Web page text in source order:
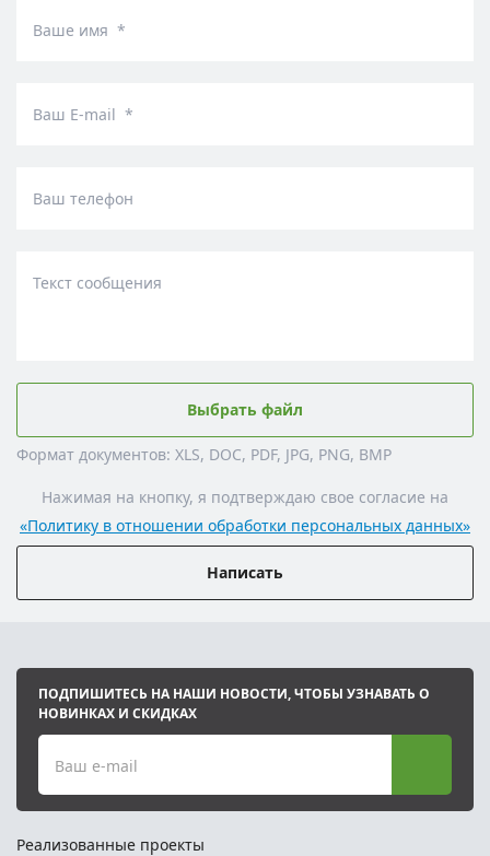
Ваше имя *
Ваш E-mail *
Ваш телефон
Текст сообщения
Выбрать файл
Формат документов: XLS, DOC, PDF, JPG, PNG, BMP
Нажимая на кнопку, я подтверждаю свое согласие на
«Политику в отношении обработки персональных данных»
Написать
ПОДПИШИТЕСЬ НА НАШИ НОВОСТИ, ЧТОБЫ УЗНАВАТЬ О
НОВИНКАХ И СКИДКАХ
Ваш e-mail
Реализованные проекты